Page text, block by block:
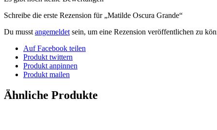
Schreibe die erste Rezension für „Matilde Oscura Grande“
Du musst angemeldet sein, um eine Rezension veröffentlichen zu
Auf Facebook teilen
Produkt twittern
Produkt anpinnen
Produkt mailen
Ähnliche Produkte